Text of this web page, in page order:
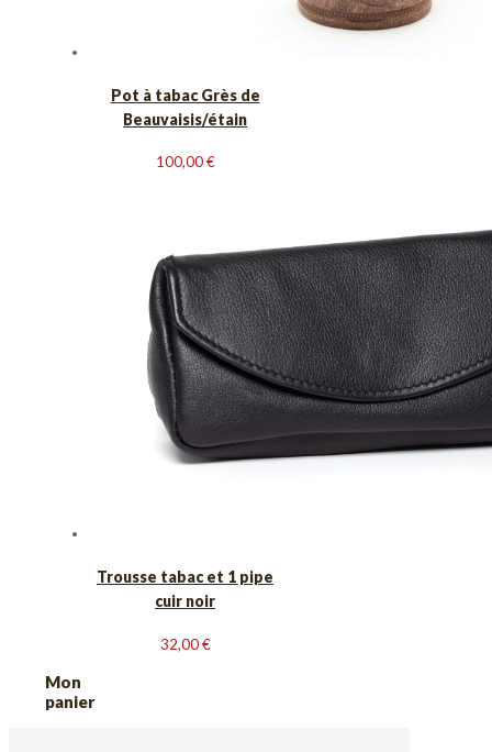
Pot à tabac Grès de
Beauvaisis/étain
100,00€
Trousse tabac et 1 pipe
cuir noir
32,00€
Mon
panier